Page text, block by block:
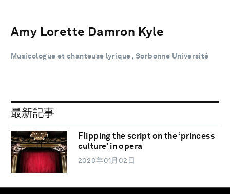
Amy Lorette Damron Kyle
Musicologue et chanteuse lyrique , Sorbonne Université
最新記事
Flipping the script on the ‘princess
culture’ in opera
2020年01月02日